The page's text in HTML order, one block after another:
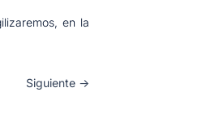
en la
Siguiente→